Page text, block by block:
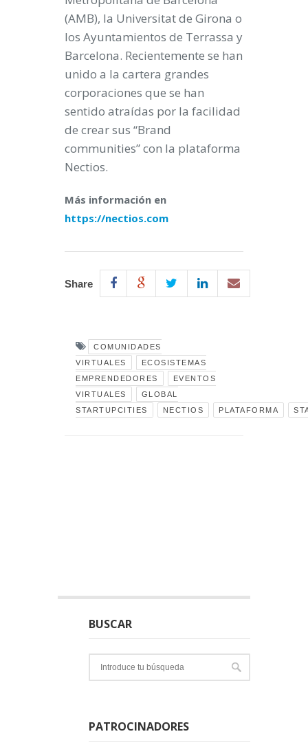
(AMB), la Universitat de Girona o
los Ayuntamientos de Terrassa y
Barcelona. Recientemente se han
unido a la cartera grandes
corporaciones que se han
sentido atraídas por la facilidad
de crear sus “Brand
communities” con la plataforma
Nectios.
Más información en
https://nectios.com
Share
COMUNIDADES
VIRTUALES
ECOSISTEMAS
EMPRENDEDORES
EVENTOS
VIRTUALES
GLOBAL
STARTUPCITIES
NECTIOS PLATAFORMA
BUSCAR
PATROCINADORES